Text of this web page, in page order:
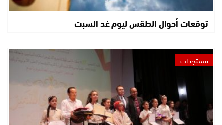
توقعات أحوال الطقس ليوم غد السبت
مستجدات